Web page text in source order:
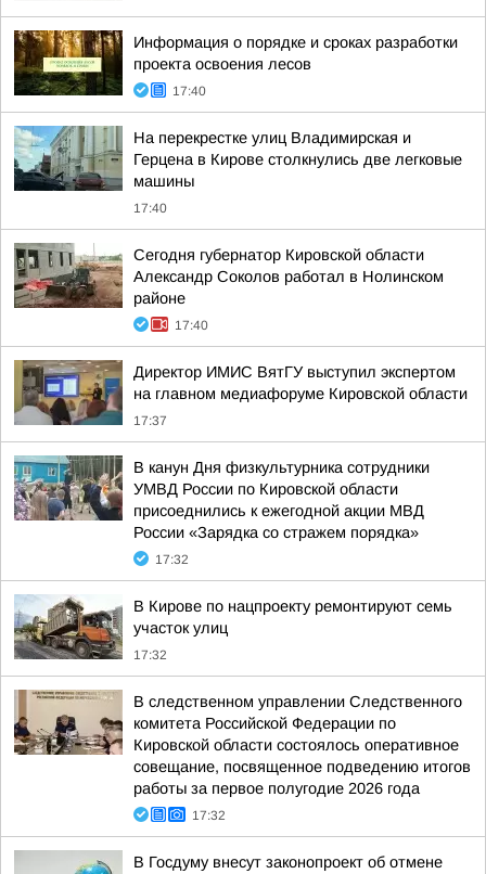
Информация о порядке и сроках разработки
проекта освоения лесов
17:40
На перекрестке улиц Владимирская и
Герцена в Кирове столкнулись две легковые
машины
17:40
Сегодня губернатор Кировской области
Александр Соколов работал в Нолинском
районе
17:40
Директор ИМИС ВятГУ выступил экспертом
на главном медиафоруме Кировской области
17:37
В канун Дня физкультурника сотрудники
УМВД России по Кировской области
присоеднились к ежегодной акции МВД
России «Зарядка со стражем порядка»
17:32
В Кирове по нацпроекту ремонтируют семь
участок улиц
17:32
В следственном управлении Следственного
комитета Российской Федерации по
Кировской области состоялось оперативное
совещание, посвященное подведению итогов
работы за первое полугодие 2026 года
17:32
В Госдуму внесут законопроект об отмене